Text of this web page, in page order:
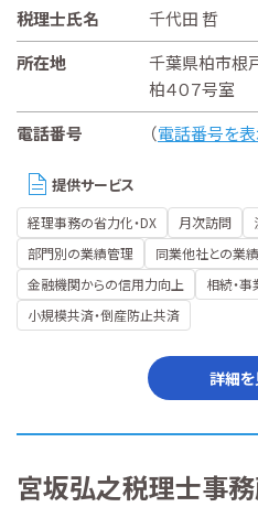
税理士氏名
千代田 哲
所在地
千葉県柏市根戸
柏４０７号室
電話番号
（電話番号を
提供サービス
経理事務の省力化・DX 月次訪問
部門別の業績管理
同業他社との業
金融機関からの信用力向上
相続・
小規模共済・倒産防止共済
詳細
宮坂弘之税理士事